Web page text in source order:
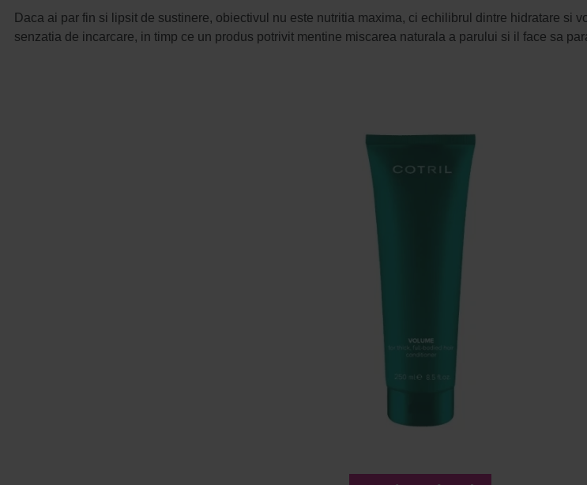
Daca ai par fin si lipsit de sustinere, obiectivul nu este nutritia maxima, ci echilibrul dintre hidratare si
senzatia de incarcare, in timp ce un produs potrivit mentine miscarea naturala a parului si il face sa